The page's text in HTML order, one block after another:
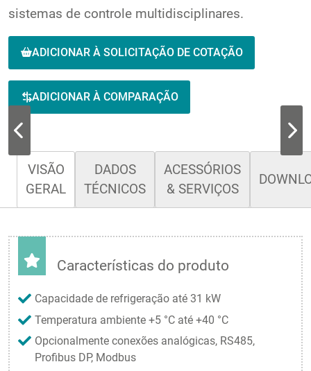
sistemas de controle multidisciplinares.
ADICIONAR À SOLICITAÇÃO DE COTAÇÃO
ADICIONAR À COMPARAÇÃO
VISÃO
GERAL
DADOS
TÉCNICOS
ACESSÓRIOS
& SERVIÇOS
Características do produto
Capacidade de refrigeração até 31 kW
Temperatura ambiente +5 °C até +40 °C
Opcionalmente conexões analógicas, RS485,
Profibus DP, Modbus